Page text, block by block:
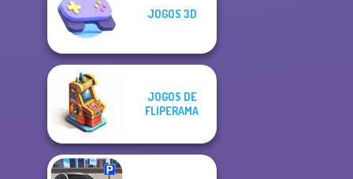
JOGOS 3D
JOGOS DE
FLIPERAMA